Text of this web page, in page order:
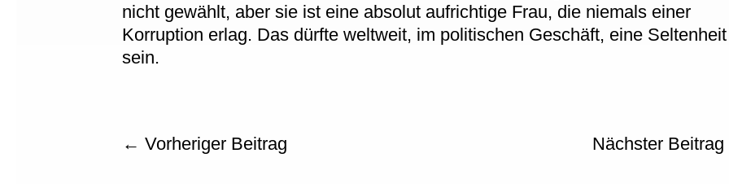
nicht gewählt, aber sie ist eine absolut aufrichtige Frau, die niemals einer
Korruption erlag. Das dürfte weltweit, im politischen Geschäft, eine Seltenheit
sein.
←Vorheriger Beitrag Nächster Beitrag